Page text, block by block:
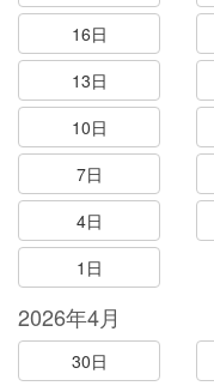
16日
13日
10日
7日
4日
1日
2026年4月
30日